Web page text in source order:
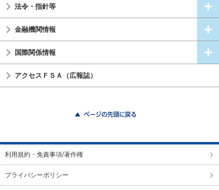
法令・指針等
金融機関情報
国際関係情報
アクセスＦＳＡ（広報誌）
利用規約・免責事項/著作権
プライバシーポリシー